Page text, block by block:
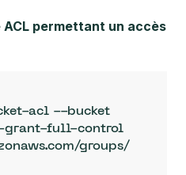
ACL permettant un accès
acl --bucket
grant-full-control
groups/